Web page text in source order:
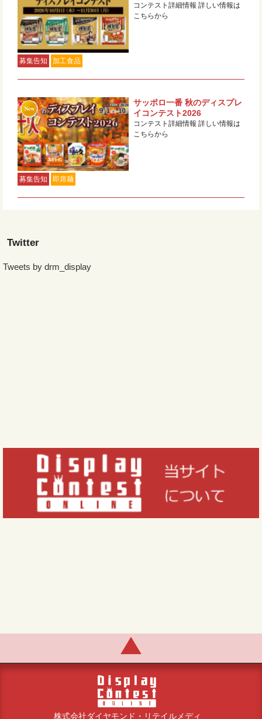
募集告知 加工食品
コンテスト詳細情報 詳しい情報は
こちらから
募集告知 即席麺
サッポロ一番 秋のディスプレ
イコンテスト2026
コンテスト詳細情報 詳しい情報は
こちらから
Twitter
Tweets by drm_display
株式会社ダイヤモンド・リテイルメディ